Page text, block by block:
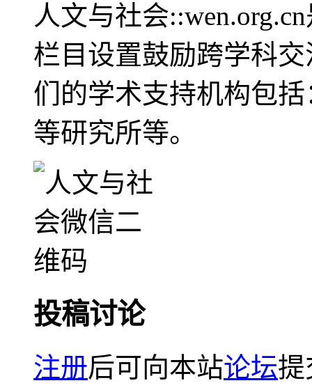
人文与社会
栏目设置鼓励跨学科
们的学术支持机构包
等研究所等。
投稿讨论
注册后可向本站论坛提